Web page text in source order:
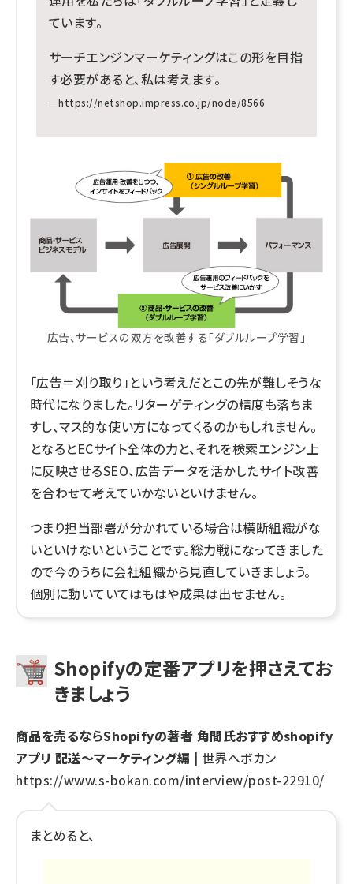
ています。
サーチエンジンマーケティングはこの形を目指
す必要があると、私は考えます。
─https://netshop.impress.co.jp/node/8566
広告、サービスの双方を改善する「ダブルループ学習」
「広告＝刈り取り」という考えだとこの先が難しそうな
時代になりました。リターゲティングの精度も落ちま
すし、マス的な使い方になってくるのかもしれません。
となるとECサイト全体の力と、それを検索エンジン上
に反映させるSEO、広告データを活かしたサイト改善
を合わせて考えていかないといけません。
つまり担当部署が分かれている場合は横断組織がな
いといけないということです。総力戦になってきました
ので今のうちに会社組織から見直していきましょう。
個別に動いていてはもはや成果は出せません。
Shopifyの定番アプリを押さえてお
きましょう
商品を売るならShopifyの著者 角間氏おすすめshopify
アプリ 配送～マーケティング編 | 世界へボカン
https://www.s-bokan.com/interview/post-22910/
まとめると、